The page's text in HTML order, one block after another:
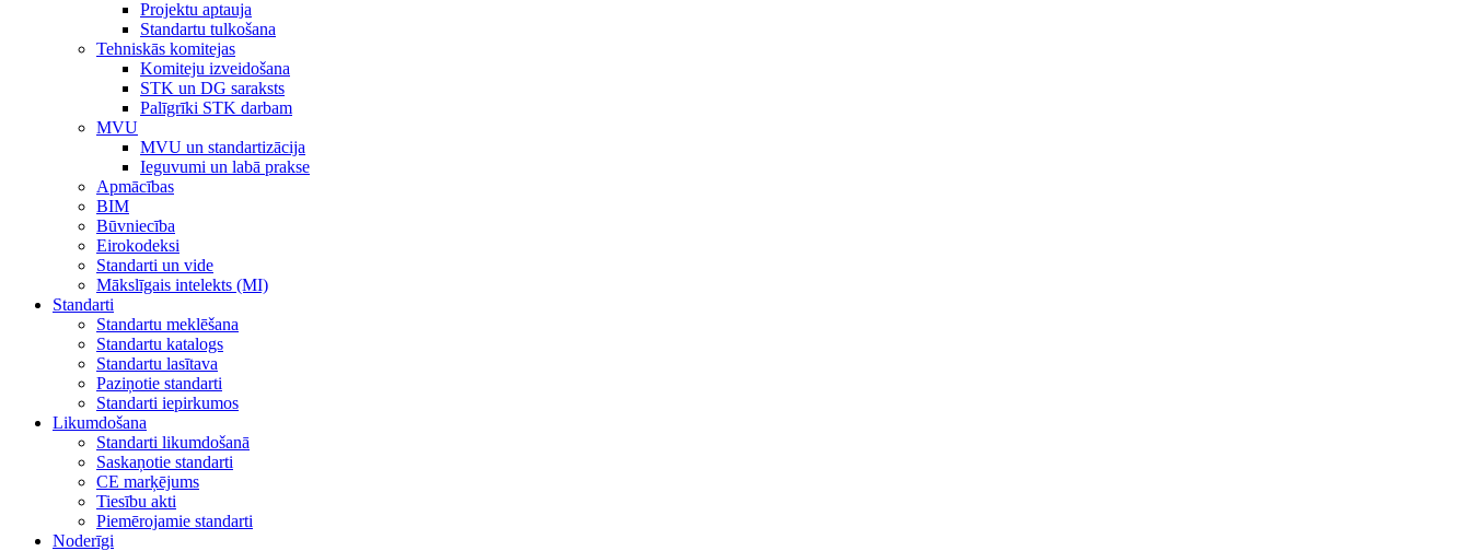
Projektu aptauja
Standartu tulkošana
Tehniskās komitejas
Komiteju izveidošana
STK un DG saraksts
Palīgrīki STK darbam
MVU
MVU un standartizācija
Ieguvumi un labā prakse
Apmācības
BIM
Būvniecība
Eirokodeksi
Standarti un vide
Mākslīgais intelekts (MI)
Standarti
Standartu meklēšana
Standartu katalogs
Standartu lasītava
Paziņotie standarti
Standarti iepirkumos
Likumdošana
Standarti likumdošanā
Saskaņotie standarti
CE marķējums
Tiesību akti
Piemērojamie standarti
Noderīgi